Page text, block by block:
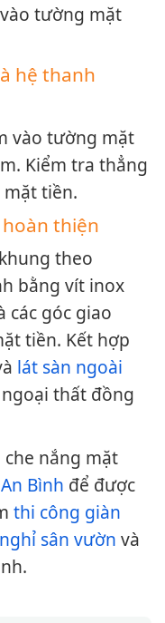
tường mặt
hệ thanh
vào tường mặt
Kiểm tra thẳng
tiền.
thiện
theo
bằng vít inox
các góc giao
tiền. Kết hợp
lát sàn ngoài
thất đồng
che nắng mặt
Bình để được
thi công giàn
sân vườn và